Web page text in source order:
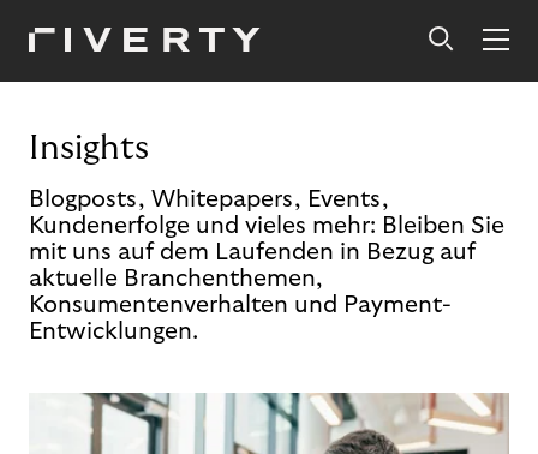
Insights
Blogposts, Whitepapers, Events,
Kundenerfolge und vieles mehr: Bleiben Sie
mit uns auf dem Laufenden in Bezug auf
aktuelle Branchenthemen,
Konsumentenverhalten und Payment-
Entwicklungen.